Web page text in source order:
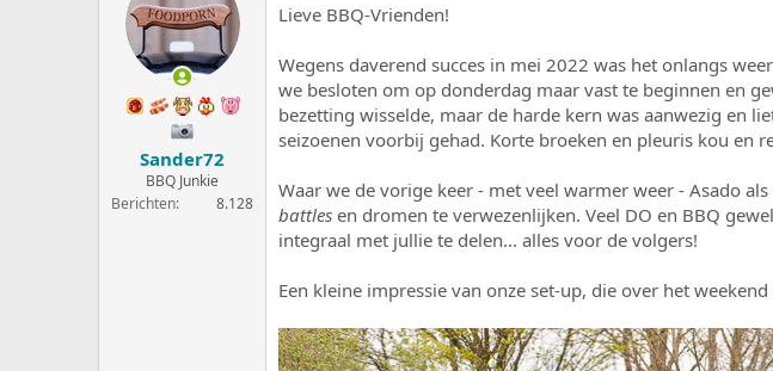
r
a
t
u
m
Sander72
BBQ Junkie
Berichten
8.128
Lieve BBQ-Vrienden!
Wegens daverend succes in mei 2022 was het onlangs
we besloten om op donderdag maar vast te beginnen en
bezetting wisselde, maar de harde kern was aanwezig en
seizoenen voorbij gehad. Korte broeken en pleuris kou en
Waar we de vorige keer - met veel warmer weer - Asado
battles en dromen te verwezenlijken. Veel DO en BBQ
integraal met jullie te delen... alles voor de volgers!
Een kleine impressie van onze set-up, die over het